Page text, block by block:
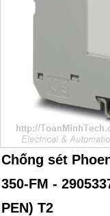
Chống sét
350-FM -
PEN) T2